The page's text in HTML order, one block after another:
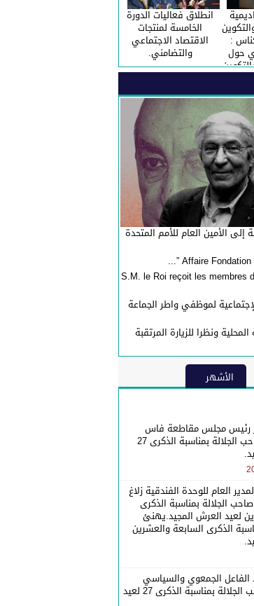
:
حول
:
انطلاق فعاليات الدورة
الخامسة لمنتجات
الاقتصاد الاجتماعي
والتضامني.
الأمين العام للأمم المتحدة
S.M. le Roi reçoit les membres
لموظفي واطر الجماعة
ونظرا للزيارة المرتقبة
الأشهر
رئيس مجلس مقاطعة فاس
المدينة يهنئ صاحب الجلالة بمناسبة الذكرى 27
العام للوحدة الفندقية زلاغ
الجلالة بمناسبة الذكرى
لعيد العرش المجيد.يهنئ
الذكرى السابعة والعشرين
الفاعل الجمعوي والسياسي
بفاس يهنئ صاحب الجلالة بمناسبة الذكرى 27 لعيد